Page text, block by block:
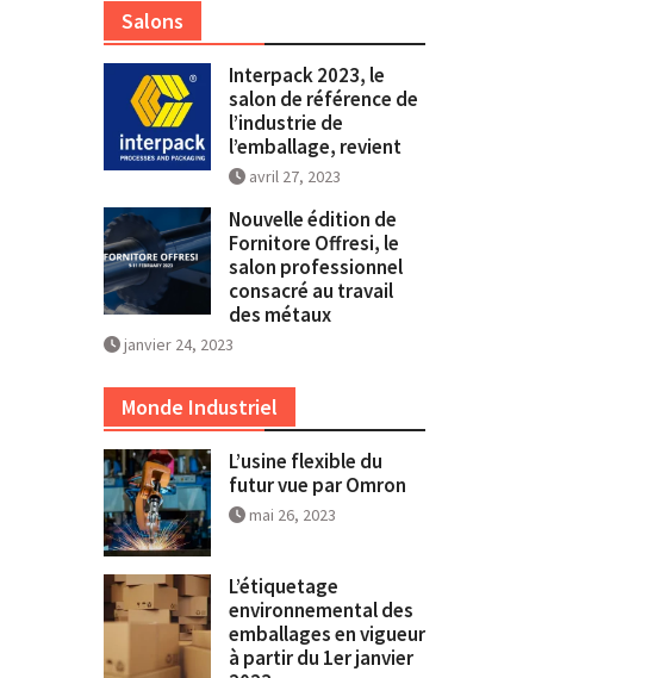
Salons
Interpack 2023, le
salon de référence de
l’industrie de
l’emballage, revient
avril 27, 2023
Nouvelle édition de
Fornitore Offresi, le
salon professionnel
consacré au travail
des métaux
janvier 24, 2023
Monde Industriel
L’usine flexible du
futur vue par Omron
mai 26, 2023
L’étiquetage
environnemental des
emballages en vigueur
à partir du 1er janvier